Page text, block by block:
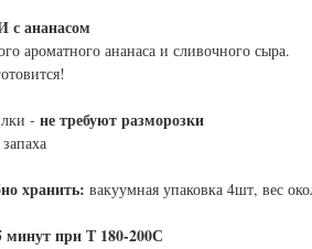
ананасом
ароматного ананаса и сливочного сыра.
- не требуют разморозки
хранить: вакуумная упаковка 4шт, вес
минут при Т 180-200С